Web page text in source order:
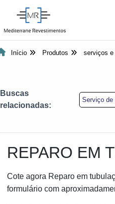
Início Produtos serviços e
Buscas
relacionadas:
Serviço de
REPARO EM
Cote agora Reparo em
formulário com